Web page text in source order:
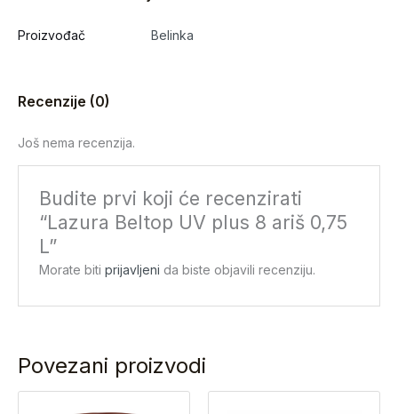
Proizvođač Belinka
Recenzije (0)
Još nema recenzija.
Budite prvi koji će recenzirati
“Lazura Beltop UV plus 8 ariš 0,75
L”
Morate bitiprijavljeni da biste objavili recenziju.
Povezani proizvodi